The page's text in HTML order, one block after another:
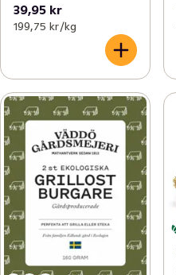
39,95 kr
199,75 kr /kg